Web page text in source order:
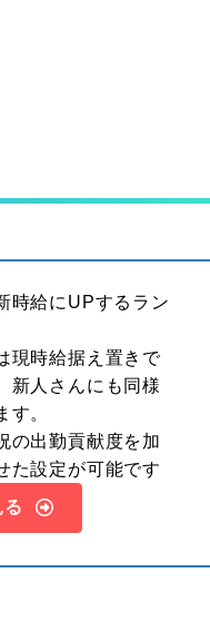
時給にUPするラン
現時給据え置きで
新人さんにも同様
す。
の出勤貢献度を加
た設定が可能です
る